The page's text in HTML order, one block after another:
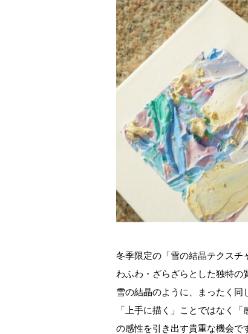
冬季限定の「雪の結晶テクスチ
わふわ・ざらざらとした独特の
雪の結晶のように、まったく同
「上手に描く」ことではなく
の感性を引き出す貴重な機会で